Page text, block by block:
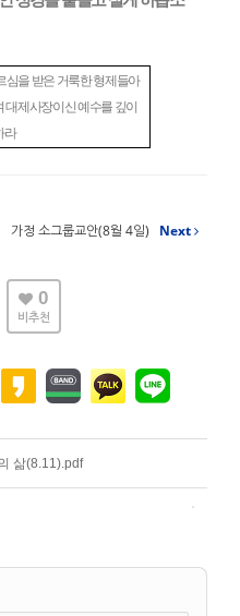
심을 받은 거룩한 형제들아
제사장이신 예수를 깊이
라
가정 소그룹교안(8월 4일)
Next
0
비추천
삶(8.11).pdf